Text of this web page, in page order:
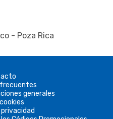
- Poza Rica
generales